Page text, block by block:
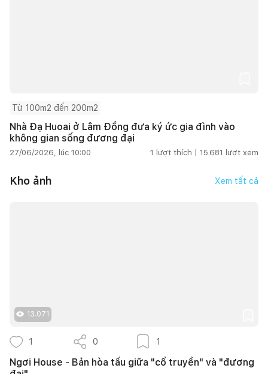
Từ 100m2 đến 200m2
Nhà Đạ Huoai ở Lâm Đồng đưa ký ức gia đình vào
không gian sống đương đại
27/06/2026, lúc 10:00 1 lượt thích | 15.681 lượt xem
Kho ảnh Xem tất cả
13.071
1 0 1
Ngơi House - Bản hòa tấu giữa "cổ truyền" và "đương